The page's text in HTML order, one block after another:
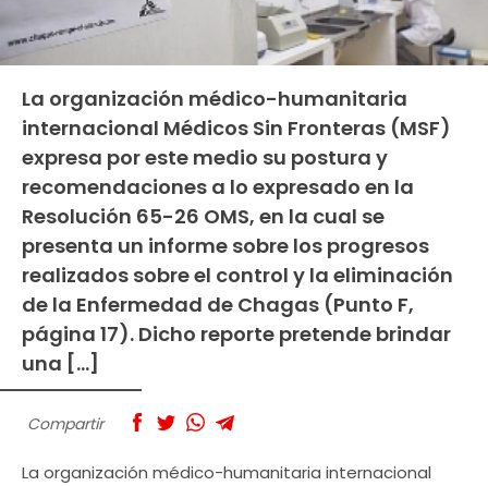
La organización médico-humanitaria
internacional Médicos Sin Fronteras (MSF)
expresa por este medio su postura y
recomendaciones a lo expresado en la
Resolución 65-26 OMS, en la cual se
presenta un informe sobre los progresos
realizados sobre el control y la eliminación
de la Enfermedad de Chagas (Punto F,
página 17). Dicho reporte pretende brindar
una […]
Compartir
La organización médico-humanitaria internacional